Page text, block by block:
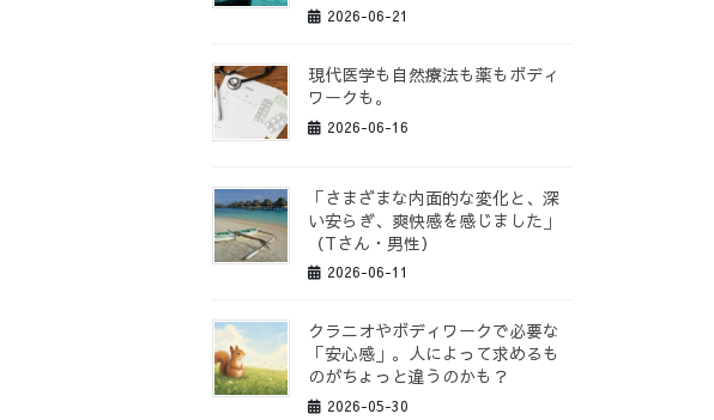
2026-06-21
現代医学も自然療法も薬もボディ
ワークも。
2026-06-16
「さまざまな内面的な変化と、深
い安らぎ、爽快感を感じました」
（Tさん・男性）
2026-06-11
クラニオやボディワークで必要な
「安心感」。人によって求めるも
のがちょっと違うのかも？
2026-05-30